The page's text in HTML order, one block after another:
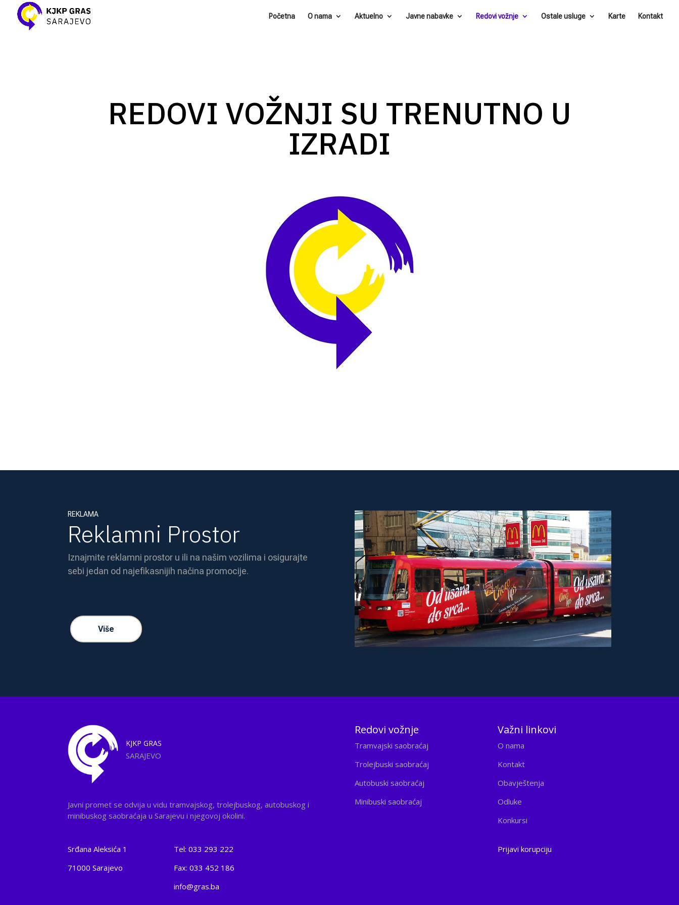
Početna O nama Aktuelno Javne nabavke Redovi vožnje Ostale usluge Karte Kontakt
REDOVI VOŽNJI SU TRENUTNO U
IZRADI
REKLAMA
Reklamni Prostor
Iznajmite reklamni prostor u ili na našim vozilima i osigurajte
sebi jedan od najefikasnijih načina promocije.
Više
KJKP GRAS
SARAJEVO
Javni promet se odvija u vidu tramvajskog, trolejbuskog, autobuskog i
minibuskog saobraćaja u Sarajevu i njegovoj okolini.
Redovi vožnje
Tramvajski saobraćaj
Trolejbuski saobraćaj
Autobuski saobraćaj
Minibuski saobraćaj
Važni linkovi
O nama
Kontakt
Obavještenja
Odluke
Konkursi
Srđana Aleksića 1
71000 Sarajevo
Tel: 033 293 222
Fax: 033 452 186
info@gras.ba
Prijavi korupciju